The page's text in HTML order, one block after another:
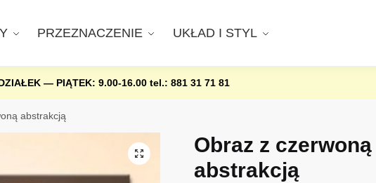
PRZEZNACZENIE UKŁAD I STYL
— PIĄTEK: 9.00-16.00 tel.: 881 31 71 81
abstrakcją
Obraz z czerwoną
abstrakcją